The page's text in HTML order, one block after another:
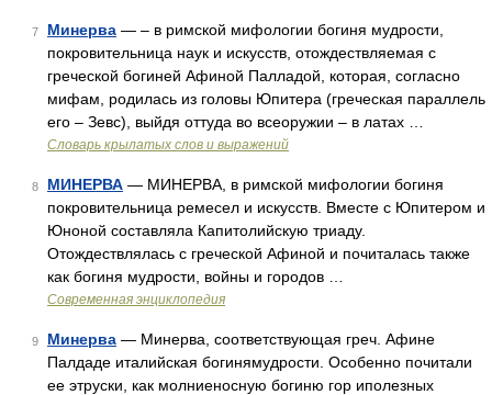
7 Минерва — – в римской мифологии богиня мудрости,
покровительница наук и искусств, отождествляемая с
греческой богиней Афиной Палладой, которая, согласно
мифам, родилась из головы Юпитера (греческая параллель
его – Зевс), выйдя оттуда во всеоружии – в латах …
Словарь крылатых слов и выражений
8 МИНЕРВА — МИНЕРВА, в римской мифологии богиня
покровительница ремесел и искусств. Вместе с Юпитером и
Юноной составляла Капитолийскую триаду.
Отождествлялась с греческой Афиной и почиталась также
как богиня мудрости, войны и городов …
Современная энциклопедия
9 Минерва — Минерва, соответствующая греч. Афине
Палдаде италийская богинямудрости. Особенно почитали
ее этруски, как молниеносную богиню гор иполезных